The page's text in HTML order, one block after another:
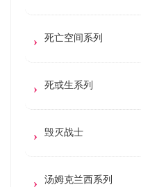
死亡空间系列
死或生系列
毁灭战士
汤姆克兰西系列